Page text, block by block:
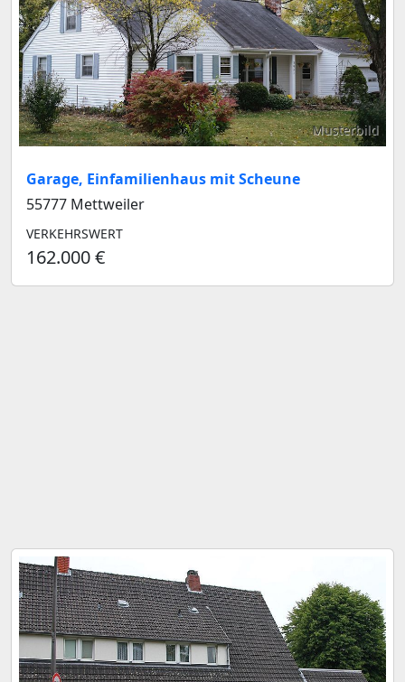
Musterbild
Garage, Einfamilienhaus mit Scheune
55777 Mettweiler
VERKEHRSWERT
162.000 €